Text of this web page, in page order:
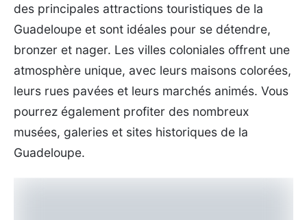
des principales attractions touristiques de la
Guadeloupe et sont idéales pour se détendre,
bronzer et nager. Les villes coloniales offrent une
atmosphère unique, avec leurs maisons colorées,
leurs rues pavées et leurs marchés animés. Vous
pourrez également profiter des nombreux
musées, galeries et sites historiques de la
Guadeloupe.